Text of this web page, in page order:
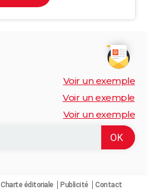
Voir un exemple
Voir un exemple
Voir un exemple
Charte éditoriale Publicité Contact